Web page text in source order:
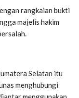
rangkaian bukti
majelis hakim
Selatan itu
menghubungi